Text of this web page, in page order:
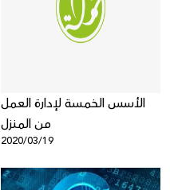
الأسس الخمسة لإدارة العمل
من المنزل
2020/03/19